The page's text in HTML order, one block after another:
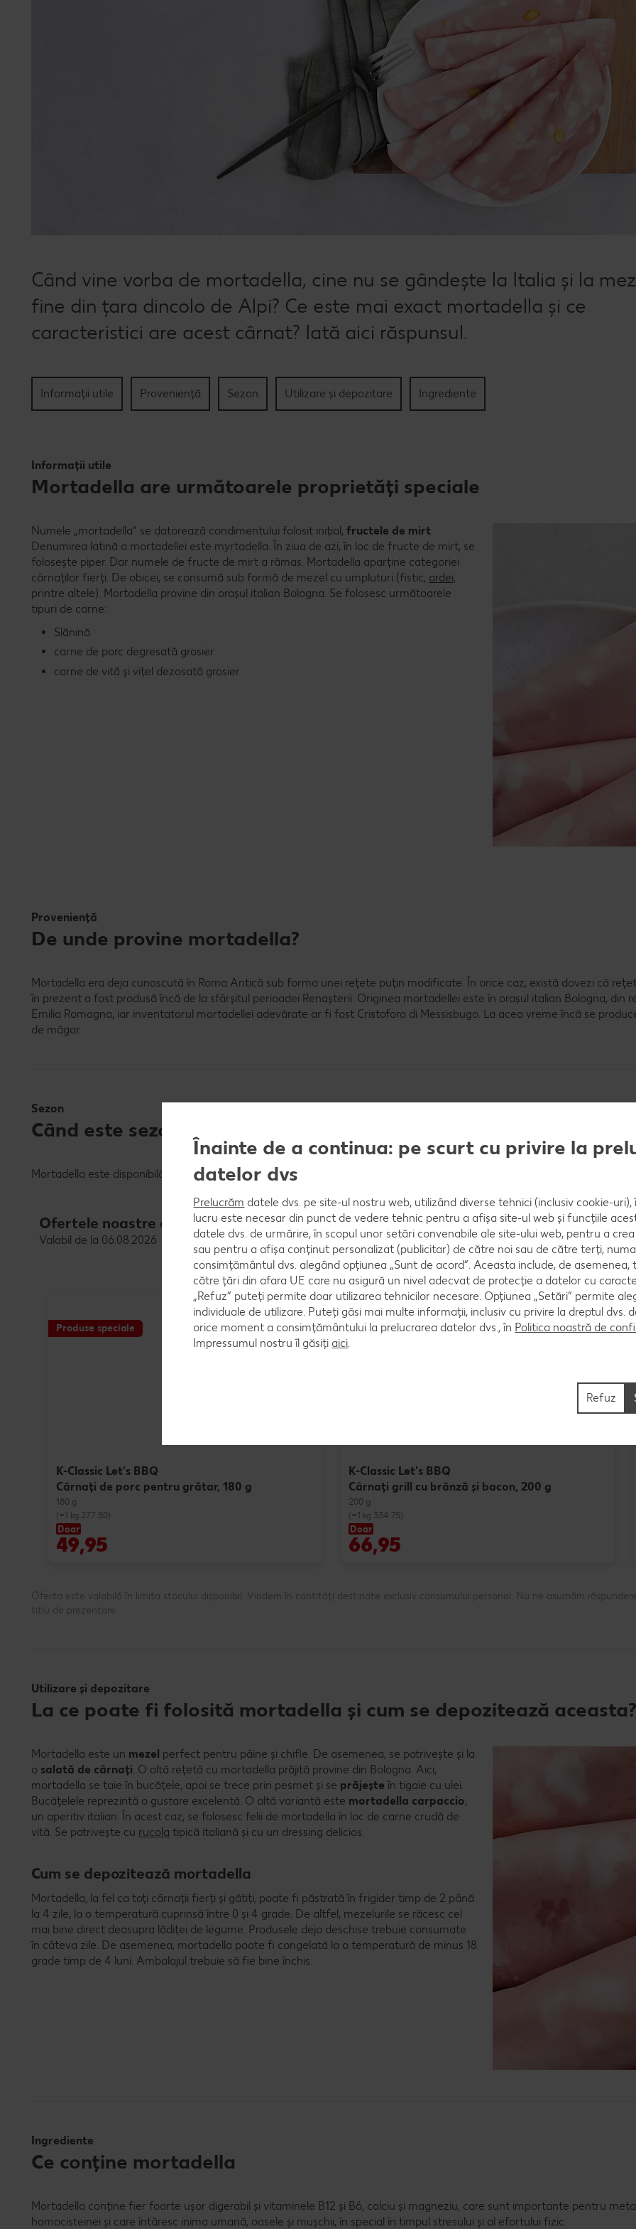
Când vine vorba de mortadella, cine nu se gândește la Italia și la
fine din țara dincolo de Alpi? Ce este mai exact mortadella și ce
caracteristici are acest cârnat? Iată aici răspunsul.
Informații utile Proveniență Sezon Utilizare și depozitare Ingrediente
Informații utile
Mortadella are următoarele proprietăți speciale
Numele „mortadella” se datorează condimentului folosit inițial, fructele de mirt.
Denumirea latină a mortadellei este myrtadella. În ziua de azi, în loc de fructe de mirt, se
folosește piper. Dar numele de fructe de mirt a rămas. Mortadella aparține categoriei
cârnaților fierți. De obicei, se consumă sub formă de mezel cu umpluturi (fistic, ardei,
printre altele). Mortadella provine din orașul italian Bologna. Se folosesc următoarele
tipuri de carne:
Slănină
carne de porc degresată grosier
carne de vită și vițel dezosată grosier
Proveniență
De unde provine mortadella?
Mortadella era deja cunoscută în Roma Antică sub forma unei rețete puțin modificate. În orice caz, există dovezi că
în prezent a fost produsă încă de la sfârșitul perioadei Renașterii. Originea mortadellei este în orașul italian Bologna, din
Emilia Romagna, iar inventatorul mortadellei adevărate ar fi fost Cristoforo di Messisbugo. La acea vreme încă se
de măgar.
Sezon
Când este sezonul mortadellei?
Mortadella este disponibilă pe tot parcursul anului.
Ofertele noastre de cărnuri și mezeluri
Valabil de la 06.08.2026
Produse speciale
K-Classic Let's BBQ
Cârnaţi de porc pentru grătar, 180 g
180 g
(=1 kg 277.50)
Doar
49,95
Produse speciale
K-Classic Let's BBQ
Cârnaţi grill cu brânză și bacon, 200 g
200 g
(=1 kg 334.75)
Doar
66,95
Oferta este valabilă în limita stocului disponibil. Vindem în cantități destinate exclusiv consumului personal. Nu ne asumăm
titlu de prezentare.
Utilizare și depozitare
La ce poate fi folosită mortadella și cum se depozitează aceasta?
Mortadella este un mezel perfect pentru pâine și chifle. De asemenea, se potrivește și la
o salată de cârnați. O altă rețetă cu mortadella prăjită provine din Bologna. Aici,
mortadella se taie în bucățele, apoi se trece prin pesmet și se prăjește în tigaie cu ulei.
Bucățelele reprezintă o gustare excelentă. O altă variantă este mortadella carpaccio,
un aperitiv italian. În acest caz, se folosesc felii de mortadella în loc de carne crudă de
vită. Se potrivește cu rucola tipică italiană și cu un dressing delicios.
Cum se depozitează mortadella
Mortadella, la fel ca toți cârnații fierți și gătiți, poate fi păstrată în frigider timp de 2 până
la 4 zile, la o temperatură cuprinsă între 0 și 4 grade. De altfel, mezelurile se răcesc cel
mai bine direct deasupra lădiței de legume. Produsele deja deschise trebuie consumate
în câteva zile. De asemenea, mortadella poate fi congelată la o temperatură de minus 18
grade timp de 4 luni. Ambalajul trebuie să fie bine închis.
Ingrediente
Ce conține mortadella
Mortadella conține fier foarte ușor digerabil și vitaminele B12 și B6, calciu și magneziu, care sunt importante pentru
homocisteinei și care întăresc inima umană, oasele și mușchii, în special în timpul stresului și al efortului fizic.
Înainte de a continua: pe scurt cu privire la
datelor dvs
Prelucrăm datele dvs. pe site-ul nostru web, utilizând diverse tehnici (inclusiv cookie-
lucru este necesar din punct de vedere tehnic pentru a afișa site-ul web și funcțiile
datele dvs. de urmărire, în scopul unor setări convenabile ale site-ului web, pentru a
sau pentru a afișa conținut personalizat (publicitar) de către noi sau de către terți,
consimțământul dvs. alegând opțiunea „Sunt de acord”. Aceasta include, de
către țări din afara UE care nu asigură un nivel adecvat de protecție a datelor cu
„Refuz” puteți permite doar utilizarea tehnicilor necesare. Opțiunea „Setări” permite
individuale de utilizare. Puteți găsi mai multe informații, inclusiv cu privire la dreptul dvs.
orice moment a consimțământului la prelucrarea datelor dvs., în Politica noastră de
Impressumul nostru îl găsiți aici.
Refuz